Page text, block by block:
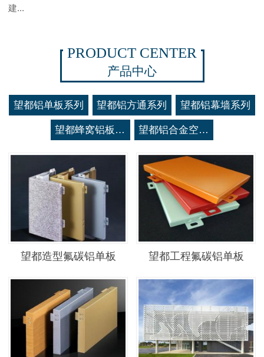
建...
PRODUCT CENTER
产品中心
望都铝单板系列 望都铝方通系列 望都铝幕墙系列
望都蜂窝铝板系列 望都铝合金空调罩系列
望都造型氟碳铝单板 望都工程氟碳铝单板